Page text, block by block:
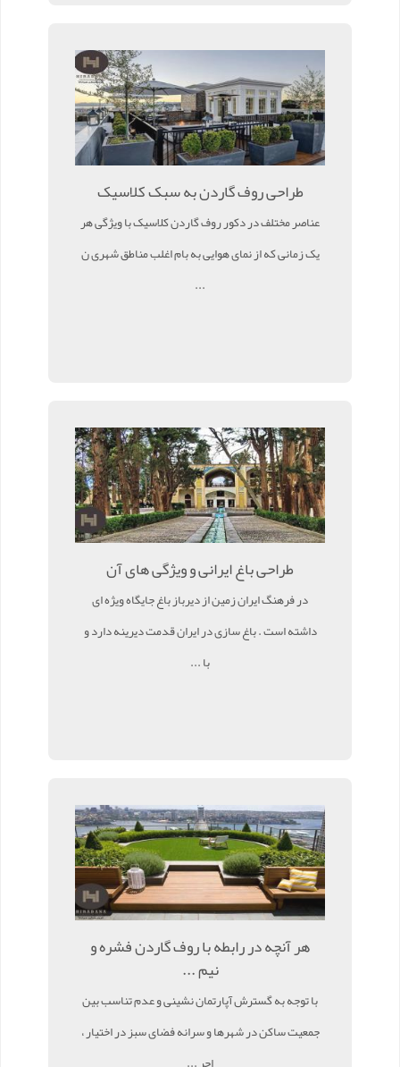
طراحی روف گاردن به سبک کلاسیک
عناصر مختلف در دکور روف گاردن کلاسیک با ویژگی هر
یک زمانی که از نمای هوایی به بام اغلب مناطق شهری ن
...
طراحی باغ ایرانی و ویژگی های آن
در فرهنگ ایران زمین از دیرباز باغ جایگاه ویژه ای
داشته است . باغ سازی در ایران قدمت دیرینه دارد و
با ...
هر آنچه در رابطه با روف گاردن فشره و
نیم ...
با توجه به گسترش آپارتمان نشینی و عدم تناسب بین
جمعیت ساکن در شهرها و سرانه فضای سبز در اختیار ،